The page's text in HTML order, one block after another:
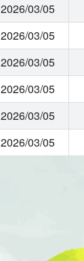
2026/03/05
2026/03/05
2026/03/05
2026/03/05
2026/03/05
2026/03/05